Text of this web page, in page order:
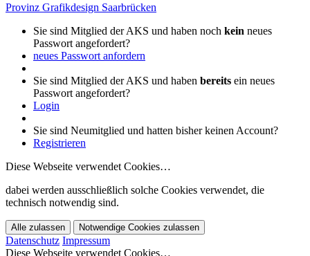
Provinz Grafikdesign Saarbrücken
Sie sind Mitglied der AKS und haben noch kein neues
Passwort angefordert?
neues Passwort anfordern
Sie sind Mitglied der AKS und haben bereits ein neues
Passwort angefordert?
Login
Sie sind Neumitglied und hatten bisher keinen Account?
Registrieren
Diese Webseite verwendet Cookies…
dabei werden ausschließlich solche Cookies verwendet, die
technisch notwendig sind.
Alle zulassen Notwendige Cookies zulassen
Datenschutz Impressum
Diese Webseite verwendet Cookies…